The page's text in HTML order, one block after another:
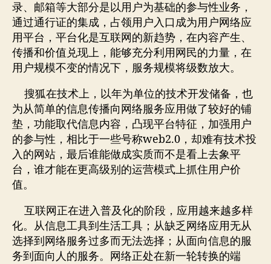
录、邮箱等大部分是以用户为基础的参与性业务，
通过通行证的集成，占领用户入口成为用户网络应
用平台，平台化是互联网的新趋势，在内容产生、
传播和价值兑现上，能够充分利用网民的力量，在
用户规模不变的情况下，服务规模将级数放大。
搜狐在技术上，以年为单位的技术开发储备，也
为从简单的信息传播向网络服务应用做了较好的铺
垫，功能取代信息内容，凸现平台特征，加强用户
的参与性，相比于一些号称web2.0 ，却难有技术投
入的网站，最后谁能做成实质而不是看上去象平
台，谁才能在更高级别的运营模式上抓住用户价
值。
互联网正在进入普及化的阶段，应用越来越多样
化。从信息工具到生活工具；从缺乏网络应用无从
选择到网络服务过多而无法选择；从面向信息的服
务到面向人的服务。网络正处在新一轮转换的端